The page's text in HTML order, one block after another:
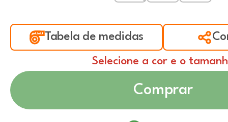
Tabela de medidas
Selecione a cor e o
Comprar